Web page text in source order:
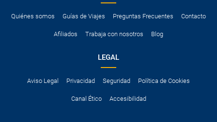
Quiénes somos Guías de Viajes Preguntas Frecuentes Contacto
Afiliados Trabaja con nosotros Blog
LEGAL
Aviso Legal Privacidad Seguridad Política de Cookies
Canal Ético Accesibilidad